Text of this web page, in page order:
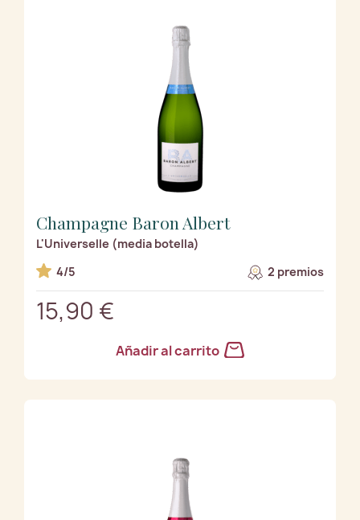
Champagne Baron Albert
L'Universelle (media botella)
4/5
2 premios
15,90 €
Añadir al carrito